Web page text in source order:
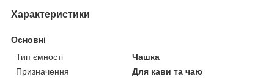
Характеристики
Основні
Тип ємності
Чашка
Призначення
Для кави та чаю